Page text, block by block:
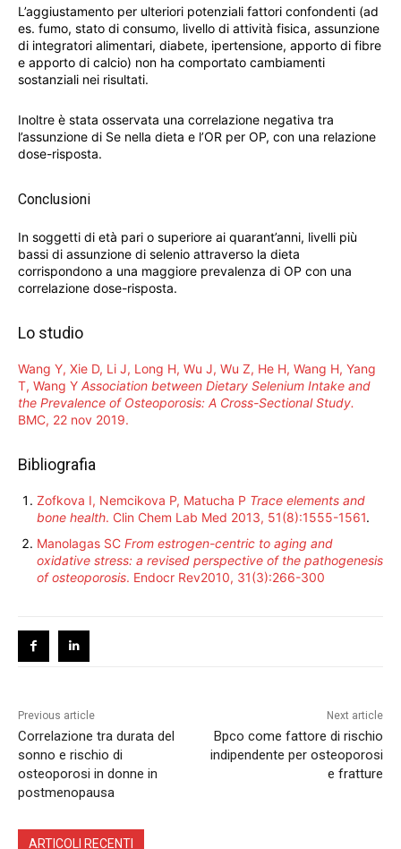
L’aggiustamento per ulteriori potenziali fattori confondenti (ad
es. fumo, stato di consumo, livello di attività fisica, assunzione
di integratori alimentari, diabete, ipertensione, apporto di fibre
e apporto di calcio) non ha comportato cambiamenti
sostanziali nei risultati.
Inoltre è stata osservata una correlazione negativa tra
l’assunzione di Se nella dieta e l’OR per OP, con una relazione
dose-risposta.
Conclusioni
In soggetti di età pari o superiore ai quarant’anni, livelli più
bassi di assunzione di selenio attraverso la dieta
corrispondono a una maggiore prevalenza di OP con una
correlazione dose-risposta.
Lo studio
Wang Y, Xie D, Li J, Long H, Wu J, Wu Z, He H, Wang H, Yang
T, Wang Y Association between Dietary Selenium Intake and
the Prevalence of Osteoporosis: A Cross-Sectional Study.
BMC, 22 nov 2019.
Bibliografia
Zofkova I, Nemcikova P, Matucha P Trace elements and
bone health. Clin Chem Lab Med 2013, 51(8):1555-1561.
Manolagas SC From estrogen-centric to aging and
oxidative stress: a revised perspective of the pathogenesis
of osteoporosis. Endocr Rev2010, 31(3):266-300
Previous article
Correlazione tra durata del
sonno e rischio di
osteoporosi in donne in
postmenopausa
Next article
Bpco come fattore di rischio
indipendente per osteoporosi
e fratture
ARTICOLI RECENTI